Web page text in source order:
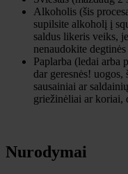
Alkoholis (šis
supilsite alkoholį į
saldus likeris veiks,
nenaudokite
Paplarba (ledai arba
dar geresnės!
sausainiai ar
griežinėliai ar koriai,
Nurodymai